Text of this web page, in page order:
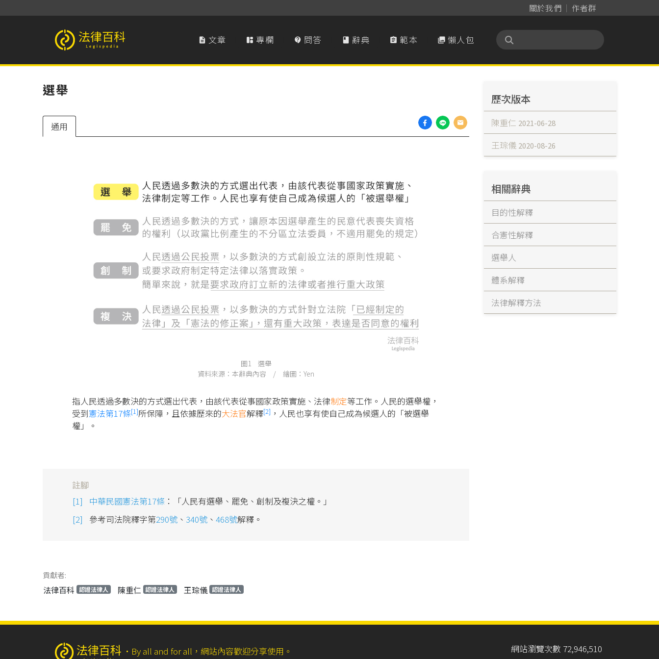
關於我們 作者群
法律百科 Legispedia  文章  專欄  問答  辭典  範本  懶人包
選舉
通用
圖1 選舉
資料來源：本辭典內容 / 繪圖：Yen
指人民透過多數決的方式選出代表，由該代表從事國家政策實施、法律制定等工作。人民的選舉權，
受到憲法第17條[1]所保障，且依據歷來的大法官解釋[2] ，人民也享有使自己成為候選人的「被選舉
權」。
註腳
中華民國憲法第17條 ：「人民有選舉、罷免、創制及複決之權。」
參考司法院釋字第290號 、 340號 、 468號解釋。
貢獻者:
法律百科 認證法律人 陳重仁 認證法律人 王琮儀 認證法律人
歷次版本
陳重仁 2021-06-28
王琮儀 2020-08-26
相關辭典
目的性解釋
合憲性解釋
選舉人
體系解釋
法律解釋方法
‧ By all and for all，網站內容歡迎分享使用。 網站瀏覽次數 72,946,510